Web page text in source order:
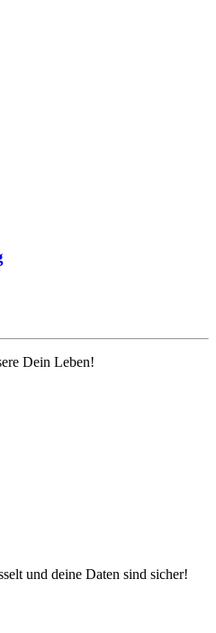
Dein Leben!
und deine Daten sind sicher!